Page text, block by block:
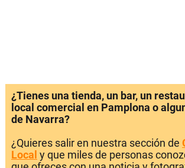
¿Tienes una tienda, un bar, un
local comercial en Pamplona o
de Navarra?
¿Quieres salir en nuestra sección de
Local y que miles de personas